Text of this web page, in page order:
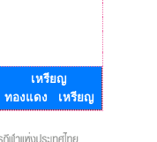
เหรียญ
ทองแดง เหรียญ